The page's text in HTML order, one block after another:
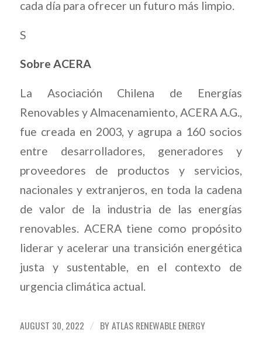
cada día para ofrecer un futuro más limpio.
S
Sobre ACERA
La Asociación Chilena de Energías
Renovables y Almacenamiento, ACERA A.G.,
fue creada en 2003, y agrupa a 160 socios
entre desarrolladores, generadores y
proveedores de productos y servicios,
nacionales y extranjeros, en toda la cadena
de valor de la industria de las energías
renovables. ACERA tiene como propósito
liderar y acelerar una transición energética
justa y sustentable, en el contexto de
urgencia climática actual.
AUGUST 30, 2022 / BYATLAS RENEWABLE ENERGY